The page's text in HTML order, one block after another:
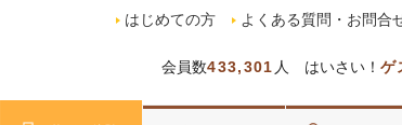
会員数433,301 人 はいさい！ ゲ
はじめての方 よくある質問・お問合